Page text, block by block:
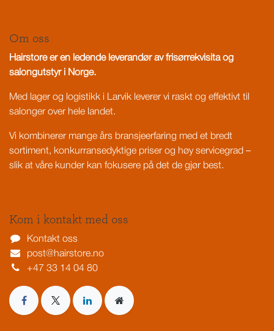
Om oss
Hairstore er en ledende leverandør av frisørrekvisita og
salongutstyr i Norge.
Med lager og logistikk i Larvik leverer vi raskt og effektivt til
salonger over hele landet.
Vi kombinerer mange års bransjeerfaring med et bredt
sortiment, konkurransedyktige priser og høy servicegrad –
slik at våre kunder kan fokusere på det de gjør best.
Kom i kontakt med oss
Kontakt oss
post@hairstore.no
+47 33 14 04 80